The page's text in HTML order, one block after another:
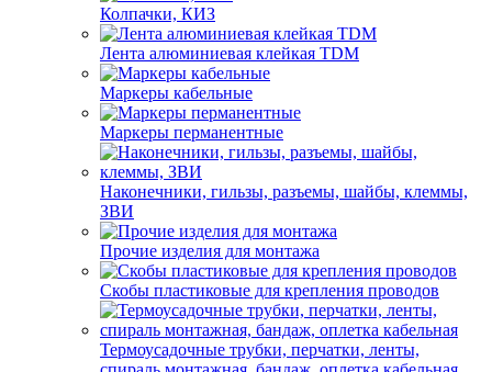
Колпачки, КИЗ
Лента алюминиевая клейкая TDM
Маркеры кабельные
Маркеры перманентные
Наконечники, гильзы, разъемы, шайбы, клеммы,
ЗВИ
Прочие изделия для монтажа
Скобы пластиковые для крепления проводов
Термоусадочные трубки, перчатки, ленты,